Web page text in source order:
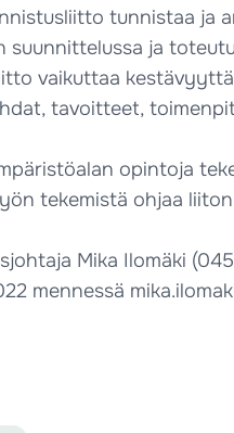
tunnistaa ja
ja
vaikuttaa
tavoitteet,
opintoja
tekemistä ohjaa
Mika Ilomäki
mennessä